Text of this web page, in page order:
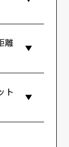
離
ト